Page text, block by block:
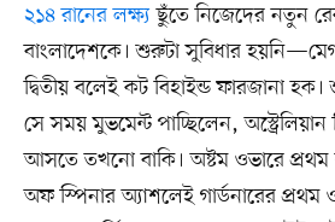
২১৪ রানের লক্ষ্যছুঁতে নিজেদের নতুন
বাংলাদেশকে। শুরুটা সুবিধার
দ্বিতীয় বলেই কট বিহাইন্ড ফারজানা হক।
সে সময় মুভমেন্ট পাচ্ছিলেন, অস্ট্রেলিয়ান
আসতে তখনো বাকি। অষ্টম ওভারে
অফ স্পিনার অ্যাশলেই গার্ডনারের প্রথম